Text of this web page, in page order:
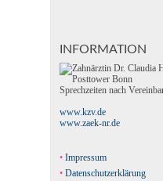
INFORMATION
Sprechzeiten nach
www.kzv.de
www.zaek-nr.de
Impressum
Datenschutzerklärung